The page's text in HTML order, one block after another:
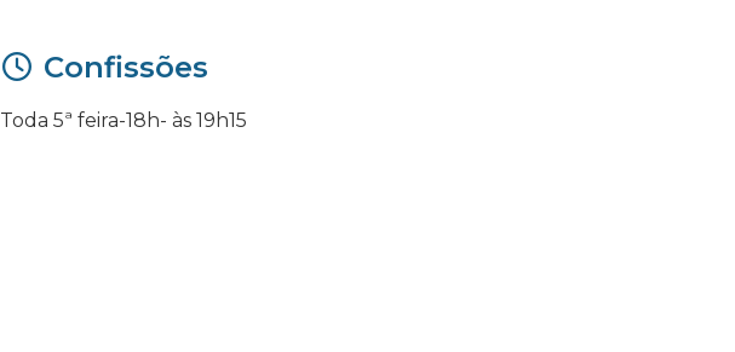
Confissões
Toda 5ª feira-18h- às 19h15